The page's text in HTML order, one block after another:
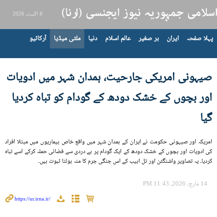
8 اگست، 2026
پہلا صفحہ ایران بر صغیر عالم اسلام دنیا ملٹی میڈیا آرکائیو
صیہونی امریکی جارحیت، ہمدان شہر میں ادویات
اور بچوں کے خشک دودھ کے گودام کو تباہ کردیا
گیا
امریکہ اور صیہونی حکومت نے ایران کے ہمدان شہر میں واقع خاص بیماریوں میں مبتلا افراد
کی ادویات اور بچوں کے خشک دودھ کے ایک گودام پر بے دردی سے فضائی حملہ کرکے اسے تباہ
کردیا۔ یہ تصاویر واشنگٹن اور تل ابیب کے اس جنگی جرم کا منہ بولتا ثبوت ہیں۔
14 مارچ، 2026، 11:43 PM